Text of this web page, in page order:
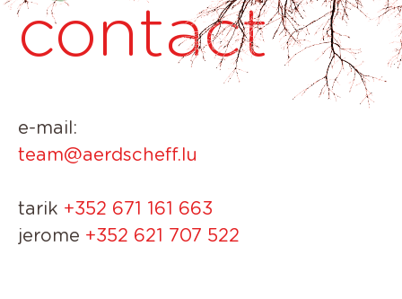
contact
e-mail:
team@aerdscheff.lu
tarik +352 671 161 663
jerome +352 621 707 522